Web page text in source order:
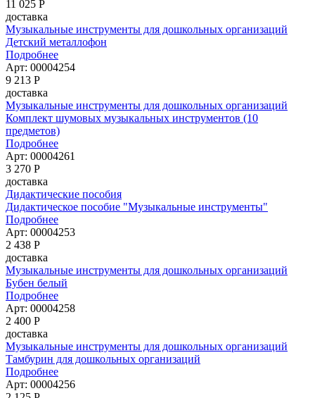
11 025 Р
доставка
Музыкальные инструменты для дошкольных организаций
Детский металлофон
Подробнее
Арт: 00004254
9 213 Р
доставка
Музыкальные инструменты для дошкольных организаций
Комплект шумовых музыкальных инструментов (10
предметов)
Подробнее
Арт: 00004261
3 270 Р
доставка
Дидактические пособия
Дидактическое пособие "Музыкальные инструменты"
Подробнее
Арт: 00004253
2 438 Р
доставка
Музыкальные инструменты для дошкольных организаций
Бубен белый
Подробнее
Арт: 00004258
2 400 Р
доставка
Музыкальные инструменты для дошкольных организаций
Тамбурин для дошкольных организаций
Подробнее
Арт: 00004256